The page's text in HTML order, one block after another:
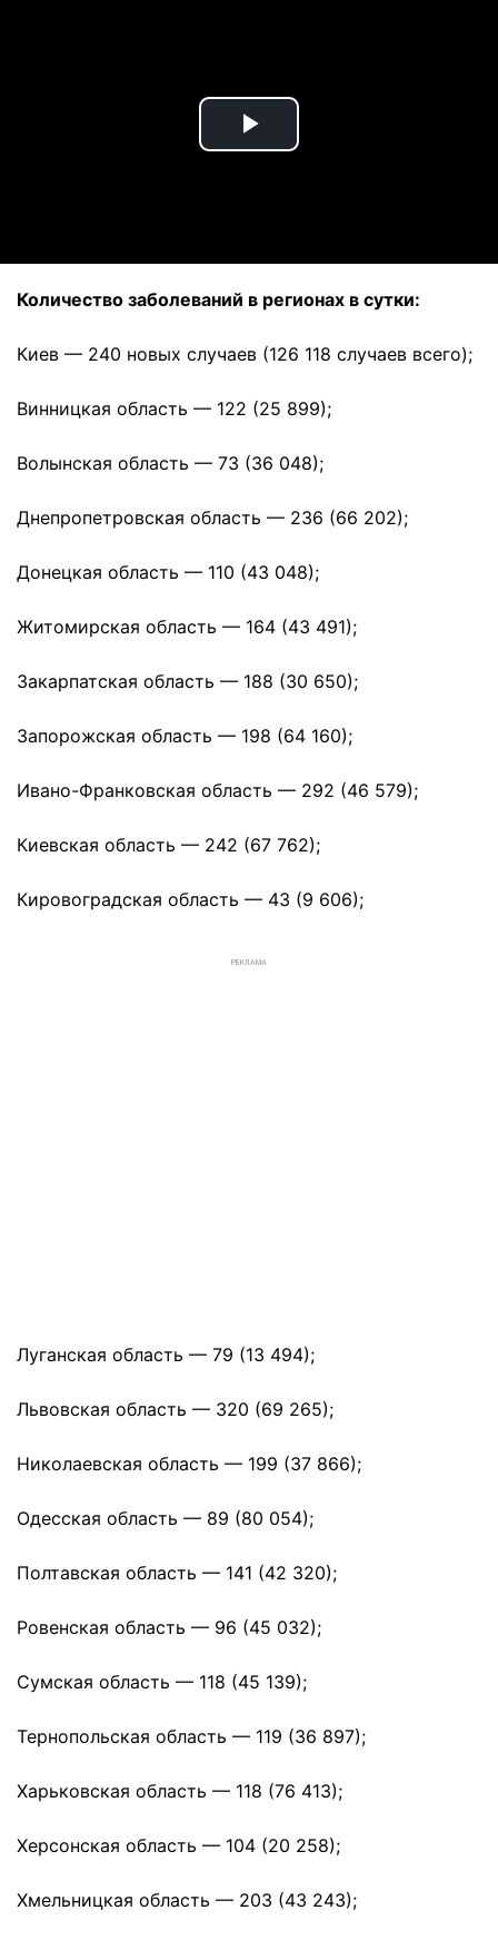
Play
Количество заболеваний в регионах в сутки:
Киев — 240 новых случаев (126 118 случаев всего);
Винницкая область — 122 (25 899);
Волынская область — 73 (36 048);
Днепропетровская область — 236 (66 202);
Донецкая область — 110 (43 048);
Житомирская область — 164 (43 491);
Закарпатская область — 188 (30 650);
Запорожская область — 198 (64 160);
Ивано-Франковская область — 292 (46 579);
Киевская область — 242 (67 762);
Кировоградская область — 43 (9 606);
РЕКЛАМА
Луганская область — 79 (13 494);
Львовская область — 320 (69 265);
Николаевская область — 199 (37 866);
Одесская область — 89 (80 054);
Полтавская область — 141 (42 320);
Ровенская область — 96 (45 032);
Сумская область — 118 (45 139);
Тернопольская область — 119 (36 897);
Харьковская область — 118 (76 413);
Херсонская область — 104 (20 258);
Хмельницкая область — 203 (43 243);